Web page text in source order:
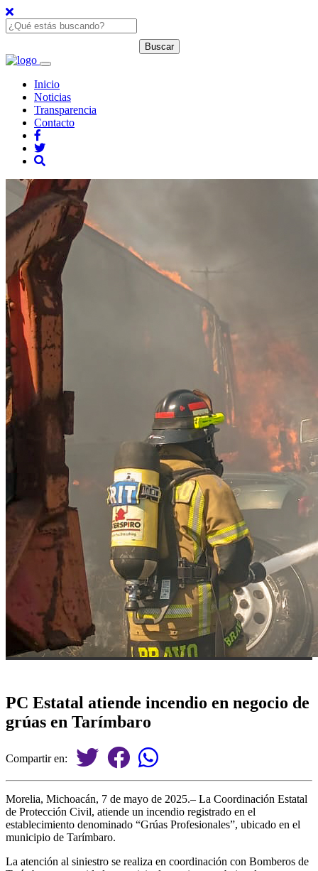
Inicio
Noticias
Transparencia
Contacto
PC Estatal atiende incendio en negocio de
grúas en Tarímbaro
Compartir en:
Morelia, Michoacán, 7 de mayo de 2025.– La Coordinación Estatal
de Protección Civil, atiende un incendio registrado en el
establecimiento denominado “Grúas Profesionales”, ubicado en el
municipio de Tarímbaro.
La atención al siniestro se realiza en coordinación con Bomberos de